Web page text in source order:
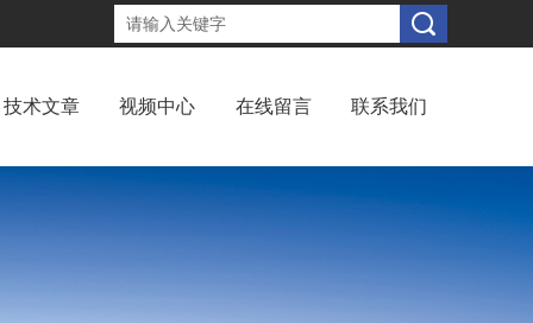
技术文章 视频中心 在线留言 联系我们